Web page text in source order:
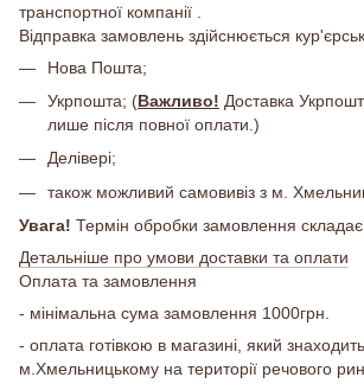
транспортної компанії .
Відправка замовлень здійснюється
Нова Пошта;
Укрпошта; (Важливо! Доставка
лише після повної оплати.)
Делівері;
також можливий самовивіз з м.
Увага! Термін обробки замовлення складає
Детальніше про умови доставки та оплати
Оплата та замовлення
- мінімальна сума замовлення 1000грн.
- оплата готівкою в магазині, який
м.Хмельницькому на території речового